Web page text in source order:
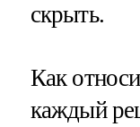
скрыть.
Как
каждый